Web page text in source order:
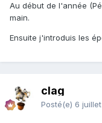
Au début de l'année
main.
Ensuite j'introduis les
clag
Posté(e) 6